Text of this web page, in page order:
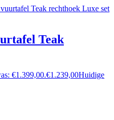
Teak
€1.399,00.€1.239,00Huidige